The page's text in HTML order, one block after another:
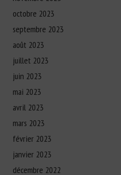
octobre 2023
septembre 2023
août 2023
juillet 2023
juin 2023
mai 2023
avril 2023
mars 2023
février 2023
janvier 2023
décembre 2022